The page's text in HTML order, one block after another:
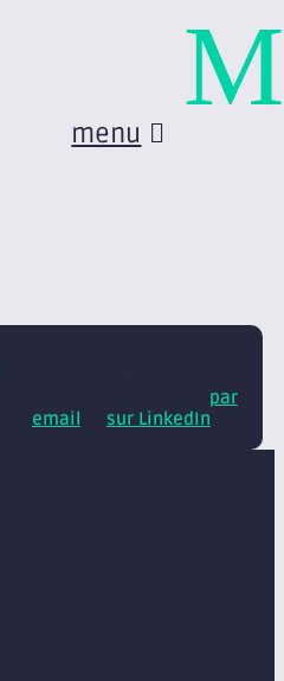
menu
par
email
sur LinkedIn
M